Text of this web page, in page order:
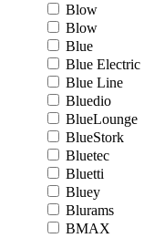
Blow
Blow
Blue
Blue Electric
Blue Line
Bluedio
BlueLounge
BlueStork
Bluetec
Bluetti
Bluey
Blurams
BMAX